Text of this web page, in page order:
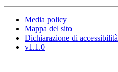
Media policy
Mappa del sito
Dichiarazione di accessibilità
v1.1.0